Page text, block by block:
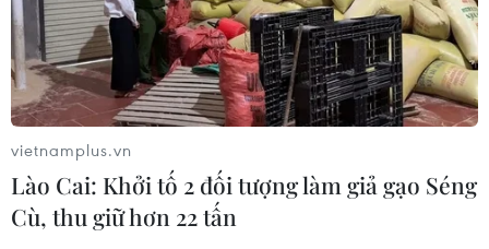
vietnamplus.vn
Lào Cai: Khởi tố 2 đối tượng làm giả gạo Séng
Cù, thu giữ hơn 22 tấn